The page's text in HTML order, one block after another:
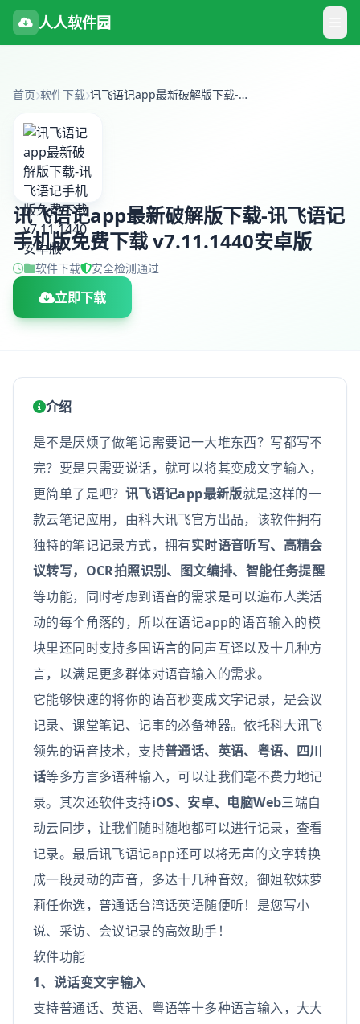
人人软件园
首页 软件下载 讯飞语记app最新破解版下载-讯飞语记手机版免费下载 v7.11.1440安卓版
讯飞语记app最新破解版下载-讯飞语记
手机版免费下载 v7.11.1440安卓版
软件下载 安全检测通过
立即下载
介绍
是不是厌烦了做笔记需要记一大堆东西？写都写不
完？要是只需要说话，就可以将其变成文字输入，
更简单了是吧？ 讯飞语记app最新版就是这样的一
款云笔记应用，由科大讯飞官方出品，该软件拥有
独特的笔记记录方式，拥有实时语音听写、高精会
议转写，OCR拍照识别、图文编排、智能任务提醒
等功能，同时考虑到语音的需求是可以遍布人类活
动的每个角落的，所以在语记app的语音输入的模
块里还同时支持多国语言的同声互译以及十几种方
言，以满足更多群体对语音输入的需求。
它能够快速的将你的语音秒变成文字记录，是会议
记录、课堂笔记、记事的必备神器。依托科大讯飞
领先的语音技术，支持普通话、英语、粤语、四川
话等多方言多语种输入，可以让我们毫不费力地记
录。其次还软件支持iOS、安卓、电脑Web三端自
动云同步，让我们随时随地都可以进行记录，查看
记录。最后讯飞语记app还可以将无声的文字转换
成一段灵动的声音，多达十几种音效，御姐软妹萝
莉任你选，普通话台湾话英语随便听！是您写小
说、采访、会议记录的高效助手！
软件功能
1、说话变文字输入
支持普通话、英语、粤语等十多种语言输入，大大